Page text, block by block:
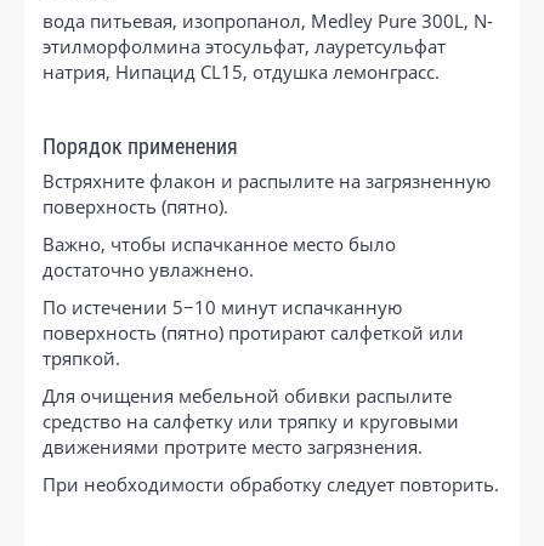
вода питьевая, изопропанол, Мedley Pure 300L, N-
этилморфолмина этосульфат, лауретсульфат
натрия, Нипацид CL15, отдушка лемонграсс.
Порядок применения
Встряхните флакон и распылите на загрязненную
поверхность (пятно).
Важно, чтобы испачканное место было
достаточно увлажнено.
По истечении 5−10 минут испачканную
поверхность (пятно) протирают салфеткой или
тряпкой.
Для очищения мебельной обивки распылите
средство на салфетку или тряпку и круговыми
движениями протрите место загрязнения.
При необходимости обработку следует повторить.